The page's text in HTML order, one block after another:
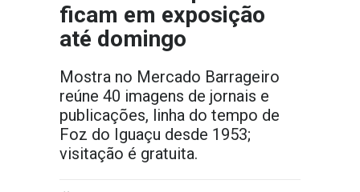
ficam em exposição
até domingo
Mostra no Mercado Barrageiro
reúne 40 imagens de jornais e
publicações, linha do tempo de
Foz do Iguaçu desde 1953;
visitação é gratuita.